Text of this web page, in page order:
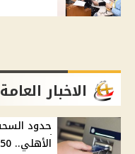
الاخبار العامة
الأهلي.. 250 ألفًا بالفروع و30 ألفًا يوميًا